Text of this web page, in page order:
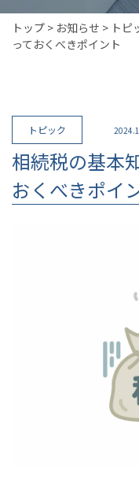
トップ > お知らせ > トピ
っておくべきポイント
トピック
相続税の基本
おくべきポイ